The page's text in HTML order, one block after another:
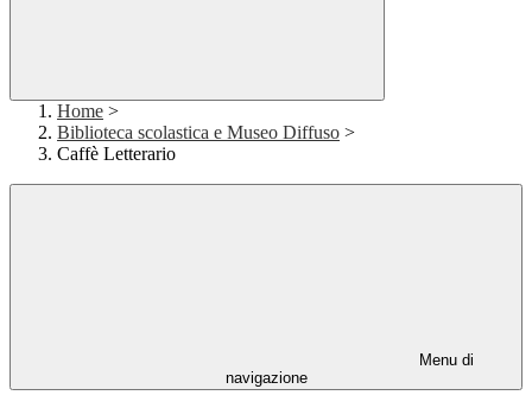
Home >
Biblioteca scolastica e Museo Diffuso >
Caffè Letterario
Menu di
navigazione